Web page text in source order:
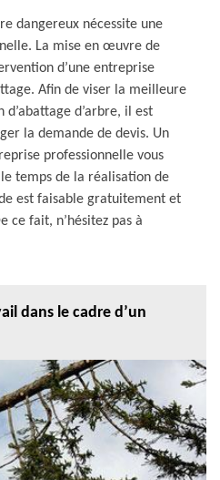
dangereux nécessite une
La mise en œuvre de
d’une entreprise
Afin de viser la meilleure
d’arbre, il est
la demande de devis. Un
professionnelle vous
temps de la réalisation de
est faisable gratuitement et
ce fait, n’hésitez pas à
dans le cadre d’un